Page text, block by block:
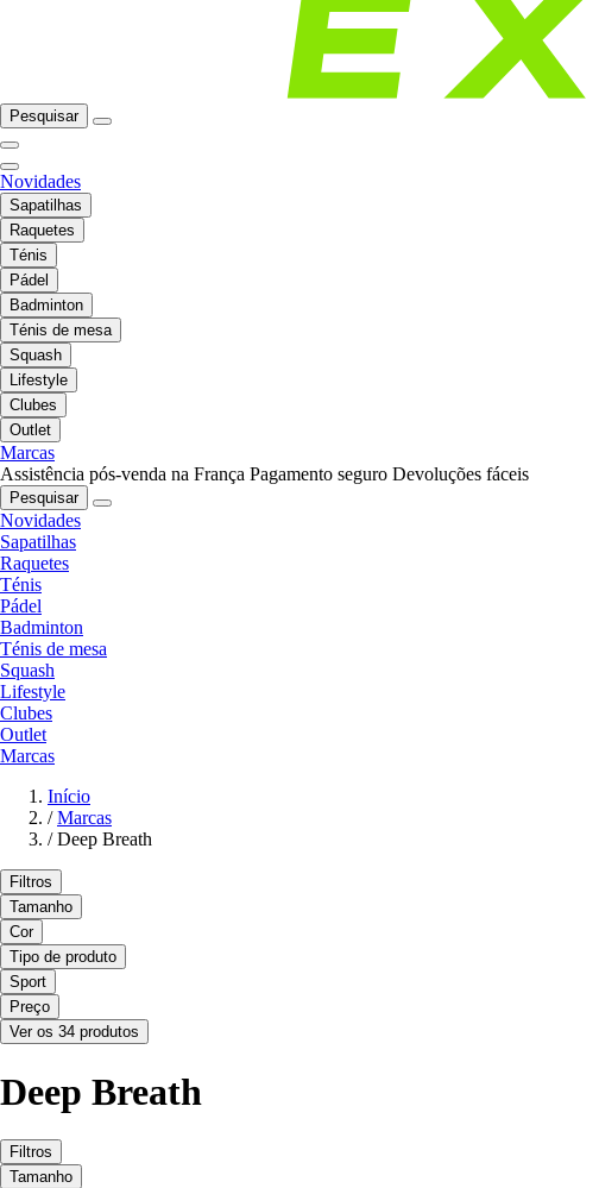
Pesquisar
Novidades
Sapatilhas
Raquetes
Ténis
Pádel
Badminton
Ténis de mesa
Squash
Lifestyle
Clubes
Outlet
Marcas
Assistência pós-venda na França Pagamento seguro Devoluções fáceis
Pesquisar
Novidades
Sapatilhas
Raquetes
Ténis
Pádel
Badminton
Ténis de mesa
Squash
Lifestyle
Clubes
Outlet
Marcas
Início
/ Marcas
/ Deep Breath
Filtros
Tamanho
Cor
Tipo de produto
Sport
Preço
Ver os 34 produtos
Deep Breath
Filtros
Tamanho